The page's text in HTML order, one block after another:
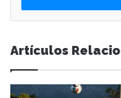
e
s
s
u
d
Artículos